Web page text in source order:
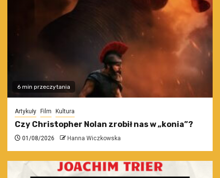
6 min przeczytania
Artykuły Film Kultura
Czy Christopher Nolan zrobił nas w „konia”?
01/08/2026 Hanna Wiczkowska